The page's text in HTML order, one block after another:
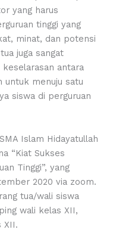
yang harus
tinggi yang
minat, dan potensi
juga sangat
antara
untuk menuju satu
siswa di perguruan
Islam Hidayatullah
“Kiat Sukses
Tinggi”, yang
2020 via zoom.
tua/wali siswa
wali kelas XII,
XII.